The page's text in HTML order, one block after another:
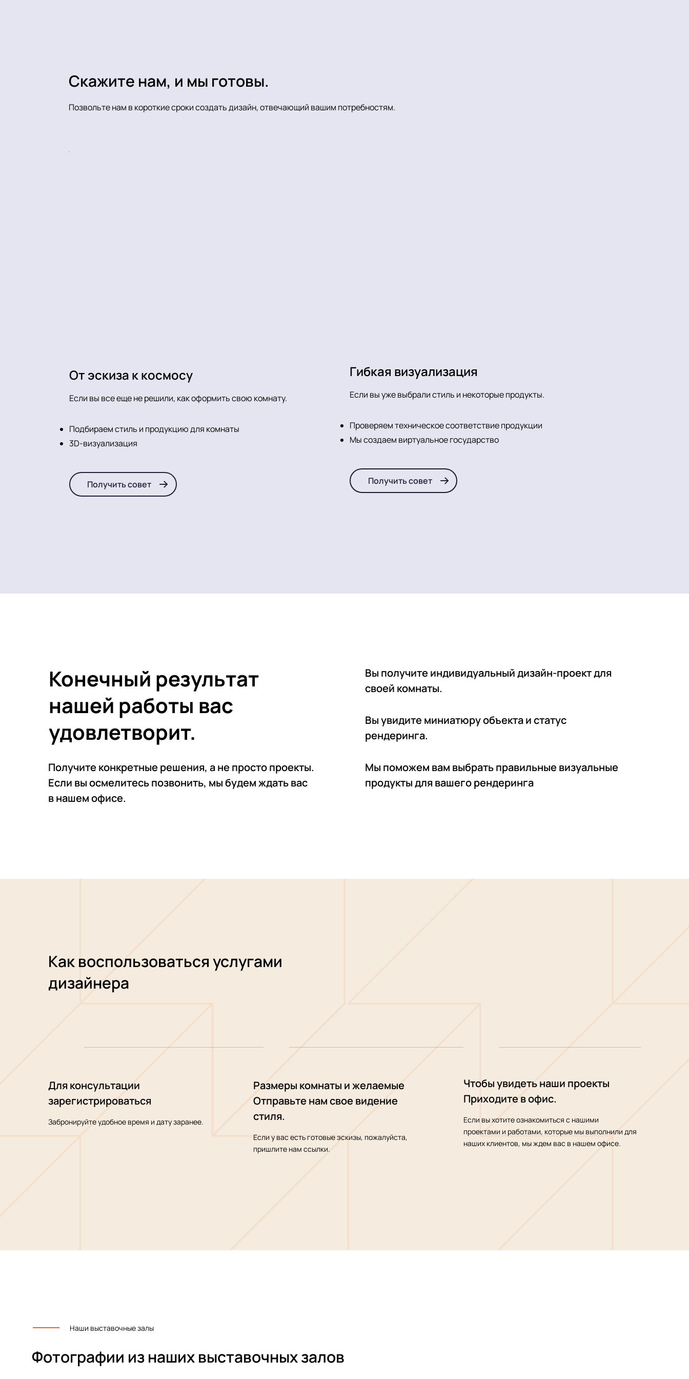
Скажите нам, и мы готовы.
Позвольте нам в короткие сроки создать дизайн, отвечающий вашим потребностям.
От эскиза к космосу
Если вы все еще не решили, как оформить свою комнату.
Подбираем стиль и продукцию для комнаты
3D-визуализация
Получить совет
Гибкая визуализация
Если вы уже выбрали стиль и некоторые продукты.
Проверяем техническое соответствие продукции
Мы создаем виртуальное государство
Получить совет
Конечный результат
нашей работы вас
удовлетворит.
Получите конкретные решения, а не просто проекты.
Если вы осмелитесь позвонить, мы будем ждать вас
в нашем офисе.
Вы получите индивидуальный дизайн-проект для
своей комнаты.
Вы увидите миниатюру объекта и статус
рендеринга.
Мы поможем вам выбрать правильные визуальные
продукты для вашего рендеринга
Как воспользоваться услугами
дизайнера
Для консультации
зарегистрироваться
Забронируйте удобное время и дату заранее.
Размеры комнаты и желаемые
Отправьте нам свое видение
стиля.
Если у вас есть готовые эскизы, пожалуйста,
пришлите нам ссылки.
Чтобы увидеть наши проекты
Приходите в офис.
Если вы хотите ознакомиться с нашими
проектами и работами, которые мы выполнили для
наших клиентов, мы ждем вас в нашем офисе.
Наши выставочные залы
Фотографии из наших выставочных залов